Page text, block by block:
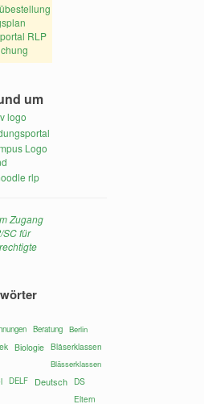
RLP
um
Zugang
SC für
Beratung Berlin
Biologie Bläserklassen
Blässerklassen
DELF Deutsch DS
Eltern